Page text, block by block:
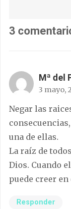
3
Mª del
3 mayo,
Negar las
una de ellas.
La raíz de
Dios. Cuando
puede creer
Responder